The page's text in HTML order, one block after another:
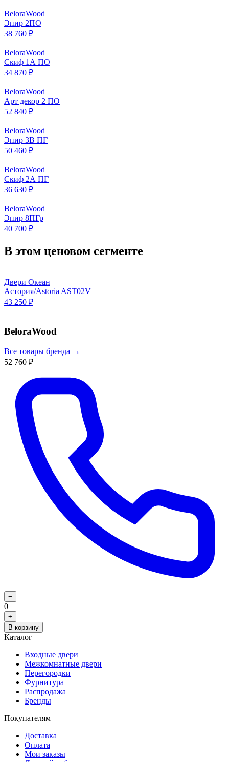
BeloraWood
Эпир 2ПО
38 760 ₽
BeloraWood
Скиф 1А ПО
34 870 ₽
BeloraWood
Арт декор 2 ПО
52 840 ₽
BeloraWood
Эпир 3В ПГ
50 460 ₽
BeloraWood
Скиф 2А ПГ
36 630 ₽
BeloraWood
Эпир 8ПГр
40 700 ₽
В этом ценовом сегменте
Двери Океан
Астория/Astoria AST02V
43 250 ₽
BeloraWood
Все товары бренда →
52 760 ₽
−
0
+
В корзину
Каталог
Входные двери
Межкомнатные двери
Перегородки
Фурнитура
Распродажа
Бренды
Покупателям
Доставка
Оплата
Мои заказы